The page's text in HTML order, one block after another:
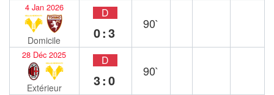
4 Jan 2026
Domicile
D
0:3
90`
28 Déc 2025
Extérieur
D
3:0
90`